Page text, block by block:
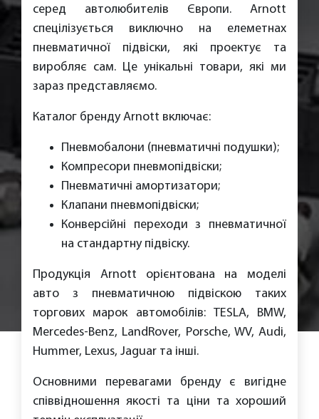
серед автолюбителів Європи. Arnott
спецілізується виключно на елеметнах
пневматичної підвіски, які проектує та
виробляє сам. Це унікальні товари, які ми
зараз представляємо.
Каталог бренду Arnott включає:
Пневмобалони (пневматичні подушки);
Компресори пневмопідвіски;
Пневматичні амортизатори;
Клапани пневмопідвіски;
Конверсійні переходи з пневматичної
на стандартну підвіску.
Продукція Arnott орієнтована на моделі
авто з пневматичною підвіскою таких
торгових марок автомобілів: TESLA, BMW,
Mercedes-Benz, LandRover, Porsche, WV, Audi,
Hummer, Lexus, Jaguar та інші.
Основними перевагами бренду є вигідне
співвідношення якості та ціни та хороший